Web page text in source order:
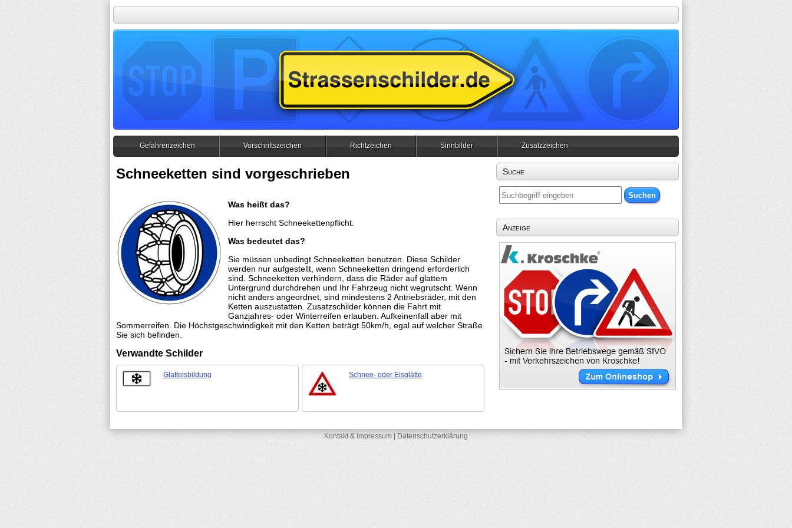
Gefahrenzeichen Vorschriftszeichen Richtzeichen Sinnbilder Zusatzzeichen
Schneeketten sind vorgeschrieben
Was heißt das?
Hier herrscht Schneekettenpflicht.
Was bedeutet das?
Sie müssen unbedingt Schneeketten benutzen. Diese Schilder
werden nur aufgestellt, wenn Schneeketten dringend erforderlich
sind. Schneeketten verhindern, dass die Räder auf glattem
Untergrund durchdrehen und Ihr Fahrzeug nicht wegrutscht. Wenn
nicht anders angeordnet, sind mindestens 2 Antriebsräder, mit den
Ketten auszustatten. Zusatzschilder können die Fahrt mit
Ganzjahres- oder Winterreifen erlauben. Aufkeinenfall aber mit
Sommerreifen. Die Höchstgeschwindigkeit mit den Ketten beträgt 50km/h, egal auf welcher Straße
Sie sich befinden.
Verwandte Schilder
Glatteisbildung Schnee- oder Eisglätte
Suche
Anzeige
Kontakt & Impressum Datenschutzerklärung